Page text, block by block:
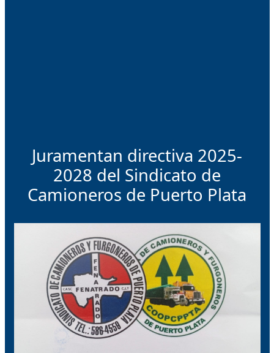
Juramentan directiva 2025-
2028 del Sindicato de
Camioneros de Puerto Plata